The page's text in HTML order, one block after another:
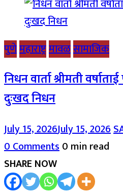
पुणेमहाराष्ट्रमावळसामाजिक
निधन वार्ता श्रीमती
दुःखद निधन
July 15, 2026July 15, 2026
0 Comments0 min read
SHARE NOW